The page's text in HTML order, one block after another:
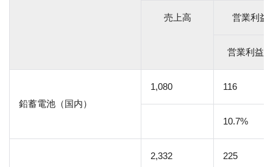
売上高 営業利益
営業利益率
鉛蓄電池（国内）
1,080 116
10.7%
2,332 225